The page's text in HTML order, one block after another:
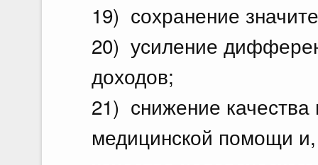
19) сохранение
20) усиление
доходов;
21) снижение качества
медицинской помощи